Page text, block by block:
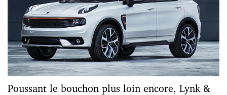
Poussant le bouchon plus loin encore, Lynk &